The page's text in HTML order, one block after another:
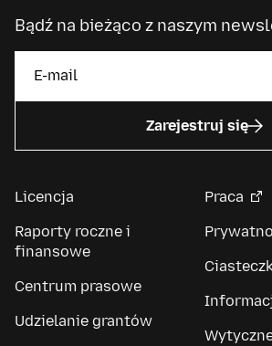
Bądź na bieżąco z naszym
Zarejestruj się
Licencja
Raporty roczne i
finansowe
Centrum prasowe
Udzielanie grantów
Praca